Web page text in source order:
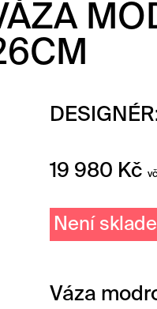
19 980 Kč
Není
Váza